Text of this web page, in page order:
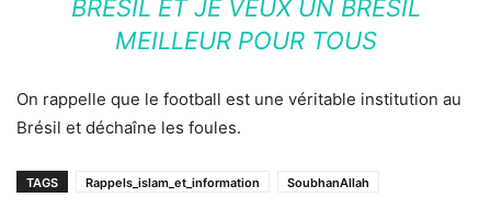
BRÉSIL ET JE VEUX UN BRÉSIL
MEILLEUR POUR TOUS
On rappelle que le football est une véritable institution au
Brésil et déchaîne les foules.
TAGS Rappels_islam_et_information SoubhanAllah